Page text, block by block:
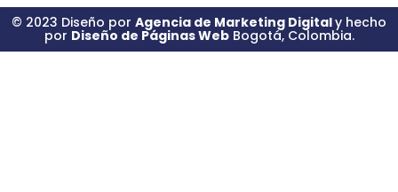
© 2023 Diseño por Agencia de Marketing Digitaly hecho
por Diseño de Páginas WebBogotá, Colombia.